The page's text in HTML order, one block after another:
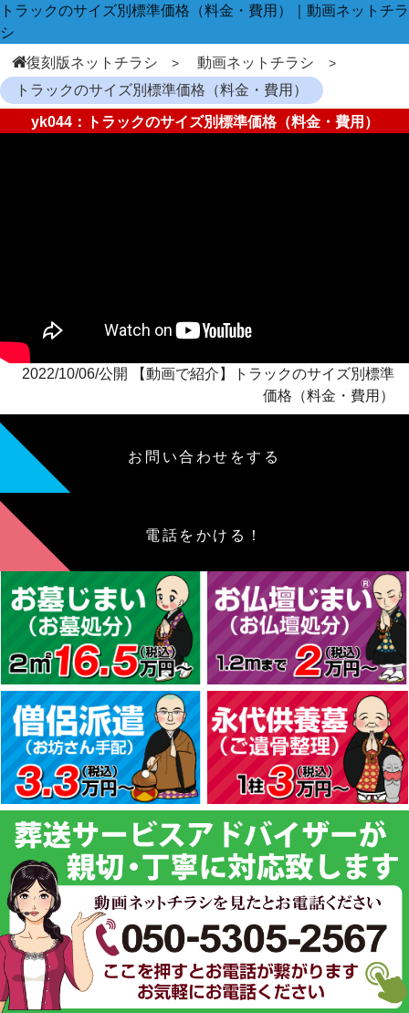
トラックのサイズ別標準価格（料金・費用）｜動画ネットチラ
シ
復刻版ネットチラシ
動画ネットチラシ
トラックのサイズ別標準価格（料金・費用）
yk044：トラックのサイズ別標準価格（料金・費用）
2022/10/06/公開 【動画で紹介】トラックのサイズ別標準
価格（料金・費用）
お問い合わせをする
電話をかける！